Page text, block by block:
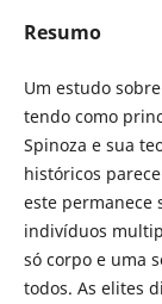
Resumo
Um estudo
tendo como
Spinoza e sua
históricos
este permanece
indivíduos
só corpo e uma
todos. As elites